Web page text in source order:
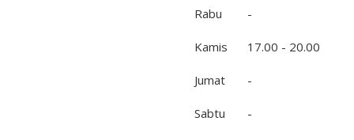
Rabu -
Kamis 17.00 - 20.00
Jumat -
Sabtu -